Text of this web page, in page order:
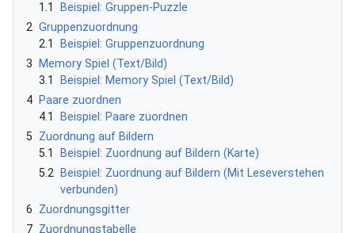
1.1
Beispiel: Gruppen-Puzzle
2 Gruppenzuordnung
2.1
Beispiel: Gruppenzuordnung
3
Memory Spiel (Text/Bild)
3.1
Beispiel: Memory Spiel (Text/Bild)
4
Paare zuordnen
4.1
Beispiel: Paare zuordnen
5
Zuordnung auf Bildern
5.1
Beispiel: Zuordnung auf Bildern (Karte)
5.2
Beispiel: Zuordnung auf Bildern (Mit Leseverstehen
verbunden)
6
Zuordnungsgitter
7 Zuordnungstabelle